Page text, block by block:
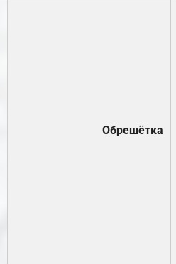
Обрешётка